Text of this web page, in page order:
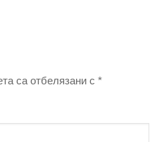
са отбелязани с *